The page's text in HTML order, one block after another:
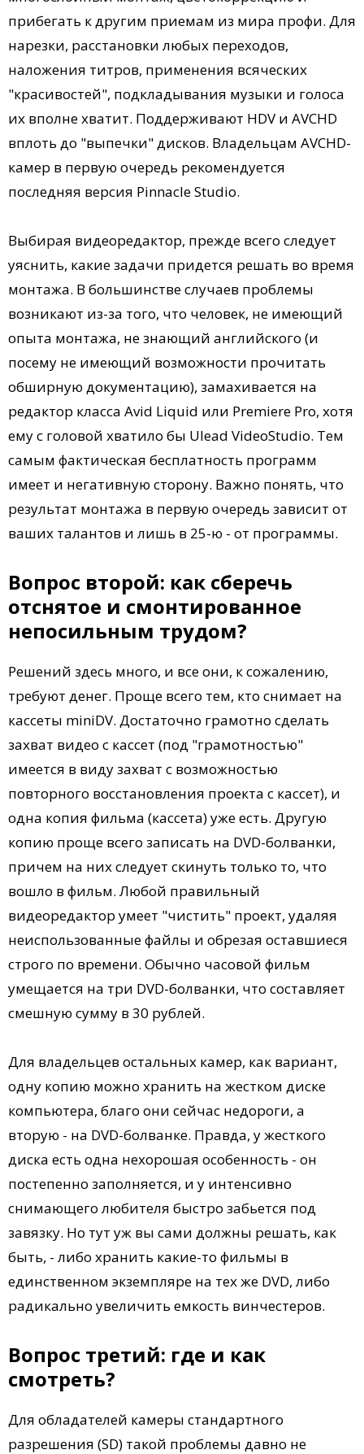
прибегать к другим приемам из мира профи. Для
нарезки, расстановки любых переходов,
наложения титров, применения всяческих
"красивостей", подкладывания музыки и голоса
их вполне хватит. Поддерживают HDV и AVCHD
вплоть до "выпечки" дисков. Владельцам AVCHD-
камер в первую очередь рекомендуется
последняя версия Pinnacle Studio.
Выбирая видеоредактор, прежде всего следует
уяснить, какие задачи придется решать во время
монтажа. В большинстве случаев проблемы
возникают из-за того, что человек, не имеющий
опыта монтажа, не знающий английского (и
посему не имеющий возможности прочитать
обширную документацию), замахивается на
редактор класса Avid Liquid или Premiere Pro, хотя
ему с головой хватило бы Ulead VideoStudio. Тем
самым фактическая бесплатность программ
имеет и негативную сторону. Важно понять, что
результат монтажа в первую очередь зависит от
ваших талантов и лишь в 25-ю - от программы.
Вопрос второй: как сберечь
отснятое и смонтированное
непосильным трудом?
Решений здесь много, и все они, к сожалению,
требуют денег. Проще всего тем, кто снимает на
кассеты miniDV. Достаточно грамотно сделать
захват видео с кассет (под "грамотностью"
имеется в виду захват с возможностью
повторного восстановления проекта с кассет), и
одна копия фильма (кассета) уже есть. Другую
копию проще всего записать на DVD-болванки,
причем на них следует скинуть только то, что
вошло в фильм. Любой правильный
видеоредактор умеет "чистить" проект, удаляя
неиспользованные файлы и обрезая оставшиеся
строго по времени. Обычно часовой фильм
умещается на три DVD-болванки, что составляет
смешную сумму в 30 рублей.
Для владельцев остальных камер, как вариант,
одну копию можно хранить на жестком диске
компьютера, благо они сейчас недороги, а
вторую - на DVD-болванке. Правда, у жесткого
диска есть одна нехорошая особенность - он
постепенно заполняется, и у интенсивно
снимающего любителя быстро забьется под
завязку. Но тут уж вы сами должны решать, как
быть, - либо хранить какие-то фильмы в
единственном экземпляре на тех же DVD, либо
радикально увеличить емкость винчестеров.
Вопрос третий: где и как
смотреть?
Для обладателей камеры стандартного
разрешения (SD) такой проблемы давно не